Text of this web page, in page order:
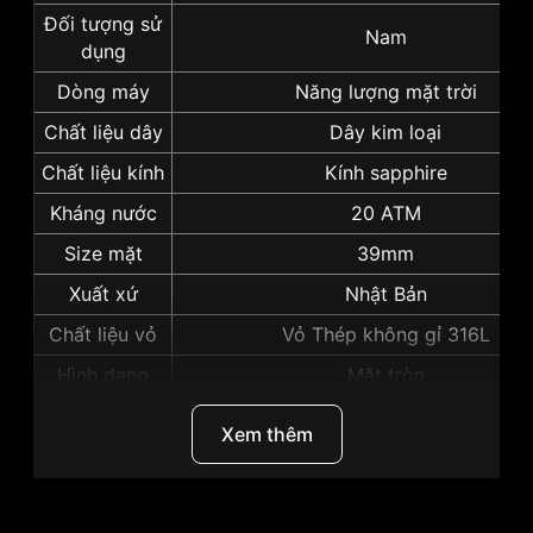
Đối tượng sử
dụng
Nam
Dòng máy
Năng lượng mặt trời
Chất liệu dây
Dây kim loại
Chất liệu kính
Kính sapphire
Kháng nước
20 ATM
Size mặt
39mm
Xuất xứ
Nhật Bản
Chất liệu vỏ
Vỏ Thép không gỉ 316L
Hình dạng
Mặt tròn
Vỏ Màu Bạc
Xem thêm